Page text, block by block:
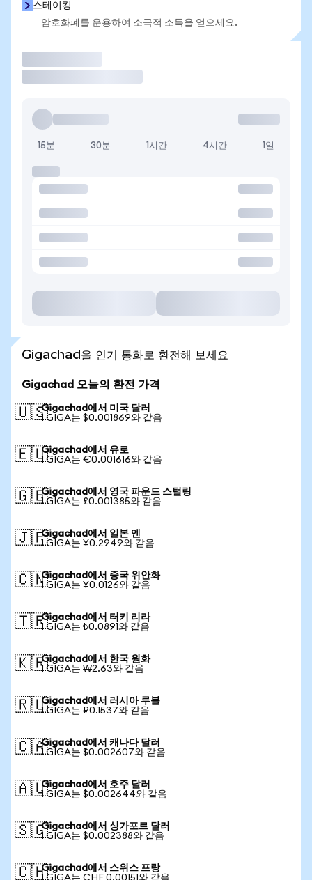
스테이킹
암호화폐를 운용하여 소극적 소득을 얻으세요.
15분 30분 1시간 4시간 1일
Gigachad을 인기 통화로 환전해 보세요
Gigachad 오늘의 환전 가격
🇺🇸Gigachad에서 미국 달러
1 GIGA는 $0.001869와 같음
🇪🇺Gigachad에서 유로
1 GIGA는 €0.001616와 같음
🇬🇧Gigachad에서 영국 파운드 스털링
1 GIGA는 £0.001385와 같음
🇯🇵Gigachad에서 일본 엔
1 GIGA는 ¥0.2949와 같음
🇨🇳Gigachad에서 중국 위안화
1 GIGA는 ¥0.0126와 같음
🇹🇷Gigachad에서 터키 리라
1 GIGA는 ₺0.0891와 같음
🇰🇷Gigachad에서 한국 원화
1 GIGA는 ₩2.63와 같음
🇷🇺Gigachad에서 러시아 루블
1 GIGA는 ₽0.1537와 같음
🇨🇦Gigachad에서 캐나다 달러
1 GIGA는 $0.002607와 같음
🇦🇺Gigachad에서 호주 달러
1 GIGA는 $0.002644와 같음
🇸🇬Gigachad에서 싱가포르 달러
1 GIGA는 $0.002388와 같음
🇨🇭Gigachad에서 스위스 프랑
1 GIGA는 CHF 0.00151와 같음